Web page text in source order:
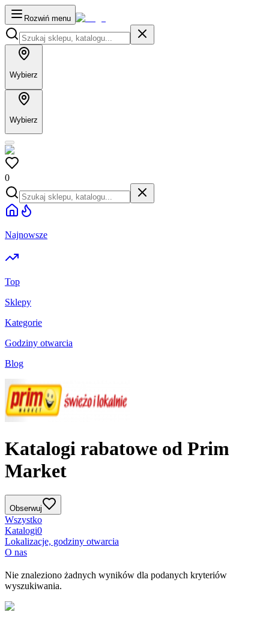
Rozwiń menu
Wybierz
Wybierz
0
Najnowsze
Top
Sklepy
Kategorie
Godziny otwarcia
Blog
Katalogi rabatowe od Prim
Market
Obserwuj
Wszystko
Katalogi0
Lokalizacje, godziny otwarcia
O nas
Nie znaleziono żadnych wyników dla podanych kryteriów
wyszukiwania.